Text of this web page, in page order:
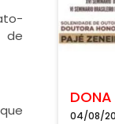
de
DONA
04/08/